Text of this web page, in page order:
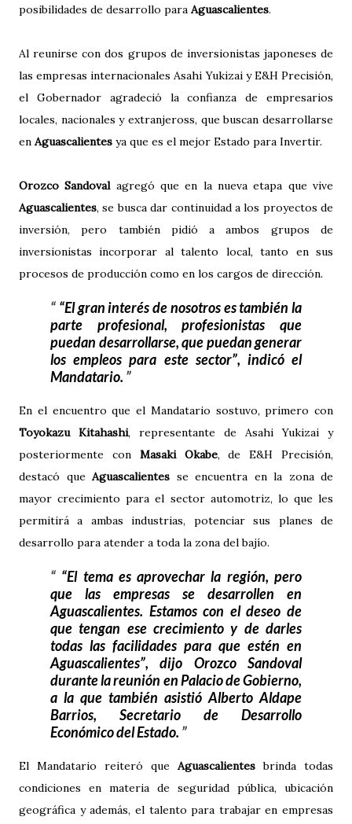
posibilidades de desarrollo para Aguascalientes.
Al reunirse con dos grupos de inversionistas japoneses de
las empresas internacionales Asahi Yukizai y E&H Precisión,
el Gobernador agradeció la confianza de empresarios
locales, nacionales y extranjeross, que buscan desarrollarse
en Aguascalientes ya que es el mejor Estado para Invertir.
Orozco Sandovalagregó que en la nueva etapa que vive
Aguascalientes, se busca dar continuidad a los proyectos de
inversión, pero también pidió a ambos grupos de
inversionistas incorporar al talento local, tanto en sus
procesos de producción como en los cargos de dirección.
“El gran interés de nosotros es también la
parte profesional, profesionistas que
puedan desarrollarse, que puedan generar
los empleos para este sector”, indicó el
Mandatario.
En el encuentro que el Mandatario sostuvo, primero con
Toyokazu Kitahashi, representante de Asahi Yukizai y
posteriormente con Masaki Okabe, de E&H Precisión,
destacó que Aguascalientes se encuentra en la zona de
mayor crecimiento para el sector automotriz, lo que les
permitirá a ambas industrias, potenciar sus planes de
desarrollo para atender a toda la zona del bajío.
“El tema es aprovechar la región, pero
que las empresas se desarrollen en
Aguascalientes. Estamos con el deseo de
que tengan ese crecimiento y de darles
todas las facilidades para que estén en
Aguascalientes”, dijo Orozco Sandoval
durante la reunión en Palacio de Gobierno,
a la que también asistió Alberto Aldape
Barrios, Secretario de Desarrollo
Económico del Estado.
El Mandatario reiteró que Aguascalientesbrinda todas
condiciones en materia de seguridad pública, ubicación
geográfica y además, el talento para trabajar en empresas